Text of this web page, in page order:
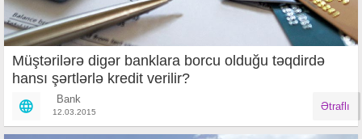
Müştərilərə digər banklara borcu olduğu təqdirdə
hansı şərtlərlə kredit verilir?
Bank
12.03.2015 Ətraflı